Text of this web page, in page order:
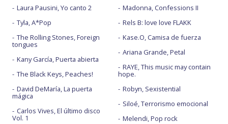
Laura Pausini, Yo canto 2
Tyla, A*Pop
The Rolling Stones, Foreign
tongues
Kany García, Puerta abierta
The Black Keys, Peaches!
David DeMaría, La puerta
mágica
Carlos Vives, El último disco
Vol. 1
Madonna, Confessions II
Rels B: love love FLAKK
Kase.O, Camisa de fuerza
Ariana Grande, Petal
RAYE, This music may contain
hope.
Robyn, Sexistential
Siloé, Terrorismo emocional
Melendi, Pop rock